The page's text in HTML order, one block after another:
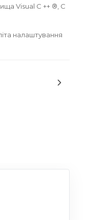
Visual C ++ ®, C
налаштування